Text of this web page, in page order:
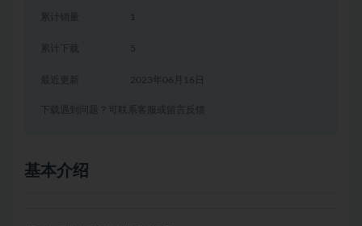
累计销量 1
累计下载 5
2023年06月16日
下载遇到问题？可联系客服或留言反馈
基本介绍